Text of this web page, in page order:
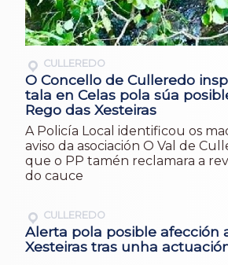
CULLEREDO
O Concello de Culleredo
tala en Celas pola súa
Rego das Xesteiras
A Policía Local identificou os
aviso da asociación O Val de
que o PP tamén reclamara a
do cauce
CULLEREDO
Alerta pola posible afección
Xesteiras tras unha